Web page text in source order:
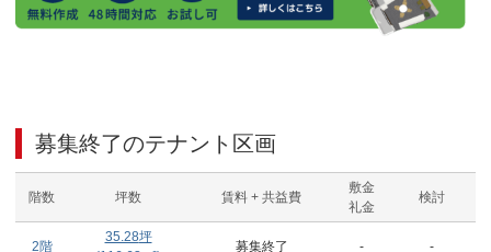
募集終了のテナント区画
階数 坪数 賃料 + 共益費
敷金
礼金
検討
2階
35.28坪
募集終了 - -